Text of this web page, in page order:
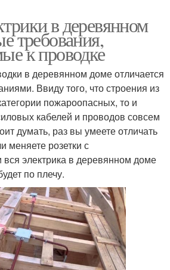
в деревянном
требования,
к проводке
в деревянном доме отличается
Ввиду того, что строения из
пожароопасных, то и
кабелей и проводов совсем
думать, раз вы умеете отличать
меняете розетки с
электрика в деревянном доме
по плечу.